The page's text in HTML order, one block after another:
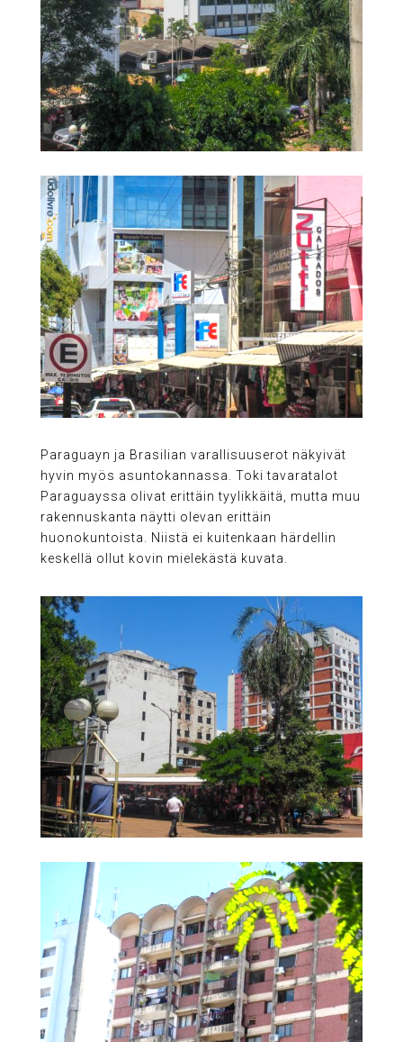
Paraguayn ja Brasilian varallisuuserot näkyivät
hyvin myös asuntokannassa. Toki tavaratalot
Paraguayssa olivat erittäin tyylikkäitä, mutta muu
rakennuskanta näytti olevan erittäin
huonokuntoista. Niistä ei kuitenkaan härdellin
keskellä ollut kovin mielekästä kuvata.